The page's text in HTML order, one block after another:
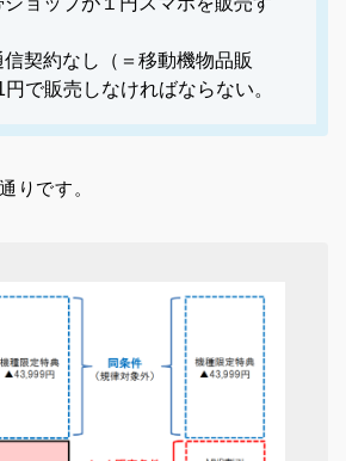
契約なし（＝移動機物品販
で販売しなければならない。
りです。